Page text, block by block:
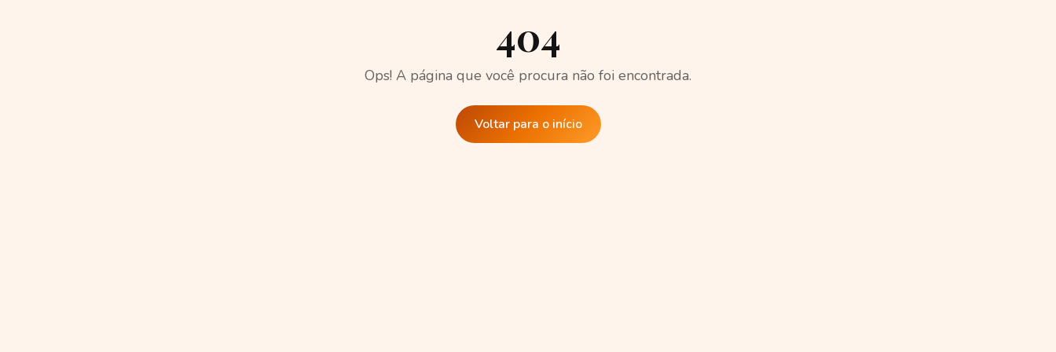
404
Ops! A página que você procura não foi encontrada.
Voltar para o início